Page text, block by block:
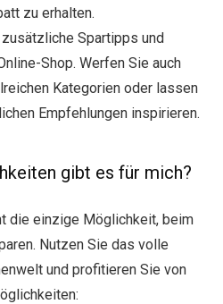
zu erhalten.
Spartipps und
Shop. Werfen Sie auch
Kategorien oder lassen
Empfehlungen inspirieren.
gibt es für mich?
die einzige Möglichkeit, beim
Nutzen Sie das volle
und profitieren Sie von